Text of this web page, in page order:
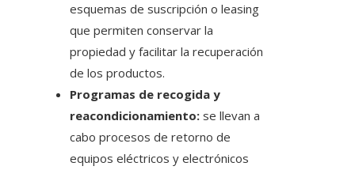
esquemas de suscripción o leasing
que permiten conservar la
propiedad y facilitar la recuperación
de los productos.
Programas de recogida y
reacondicionamiento: se llevan a
cabo procesos de retorno de
equipos eléctricos y electrónicos